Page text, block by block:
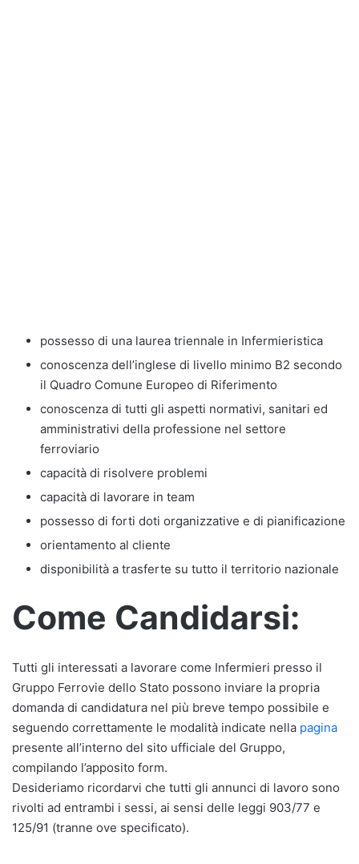
possesso di una laurea triennale in Infermieristica
conoscenza dell’inglese di livello minimo B2 secondo
il Quadro Comune Europeo di Riferimento
conoscenza di tutti gli aspetti normativi, sanitari ed
amministrativi della professione nel settore
ferroviario
capacità di risolvere problemi
capacità di lavorare in team
possesso di forti doti organizzative e di pianificazione
orientamento al cliente
disponibilità a trasferte su tutto il territorio nazionale
Come Candidarsi:
Tutti gli interessati a lavorare come Infermieri presso il
Gruppo Ferrovie dello Stato possono inviare la propria
domanda di candidatura nel più breve tempo possibile e
seguendo correttamente le modalità indicate nella pagina
presente all’interno del sito ufficiale del Gruppo,
compilando l’apposito form.
Desideriamo ricordarvi che tutti gli annunci di lavoro sono
rivolti ad entrambi i sessi, ai sensi delle leggi 903/77 e
125/91 (tranne ove specificato).